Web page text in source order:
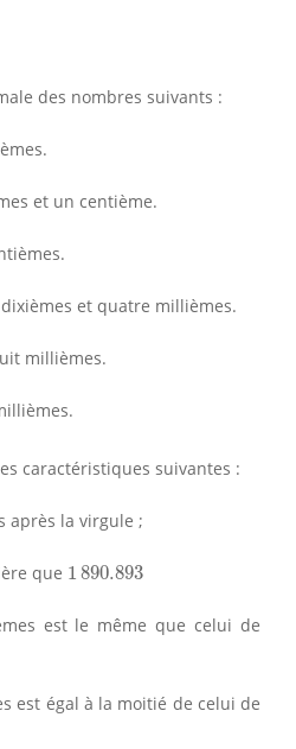
des nombres suivants :
et un centième.
et quatre millièmes.
millièmes.
caractéristiques suivantes :
après la virgule ;
que 1 890.893
1 890.893
est le même que celui de
est égal à la moitié de celui de